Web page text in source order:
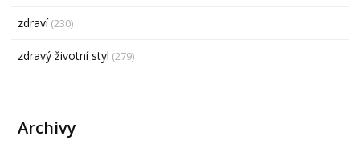
zdraví(230)
zdravý životní styl (279)
Archivy